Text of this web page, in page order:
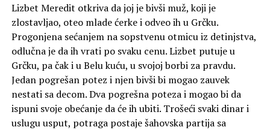
Lizbet Meredit otkriva da joj je bivši muž, koji je
zlostavljao, oteo mlade ćerke i odveo ih u Grčku.
Progonjena sećanjem na sopstvenu otmicu iz detinjstva,
odlučna je da ih vrati po svaku cenu. Lizbet putuje u
Grčku, pa čak i u Belu kuću, u svojoj borbi za pravdu.
Jedan pogrešan potez i njen bivši bi mogao zauvek
nestati sa decom. Dva pogrešna poteza i mogao bi da
ispuni svoje obećanje da će ih ubiti. Trošeći svaki dinar i
uslugu usput, potraga postaje šahovska partija sa